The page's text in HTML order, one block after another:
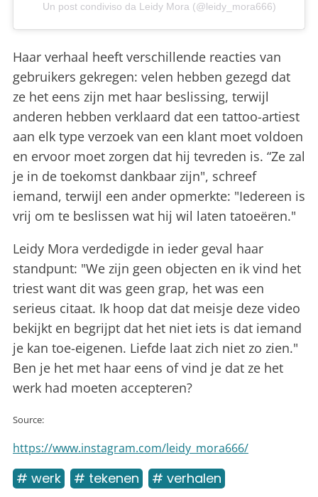
Un post condiviso da Leidy Mora (@leidy_mora666)
Haar verhaal heeft verschillende reacties van
gebruikers gekregen: velen hebben gezegd dat
ze het eens zijn met haar beslissing, terwijl
anderen hebben verklaard dat een tattoo-artiest
aan elk type verzoek van een klant moet voldoen
en ervoor moet zorgen dat hij tevreden is. “Ze zal
je in de toekomst dankbaar zijn", schreef
iemand, terwijl een ander opmerkte: "Iedereen is
vrij om te beslissen wat hij wil laten tatoeëren."
Leidy Mora verdedigde in ieder geval haar
standpunt: "We zijn geen objecten en ik vind het
triest want dit was geen grap, het was een
serieus citaat. Ik hoop dat dat meisje deze video
bekijkt en begrijpt dat het niet iets is dat iemand
je kan toe-eigenen. Liefde laat zich niet zo zien."
Ben je het met haar eens of vind je dat ze het
werk had moeten accepteren?
Source:
https://www.instagram.com/leidy_mora666/
# werk # tekenen # verhalen